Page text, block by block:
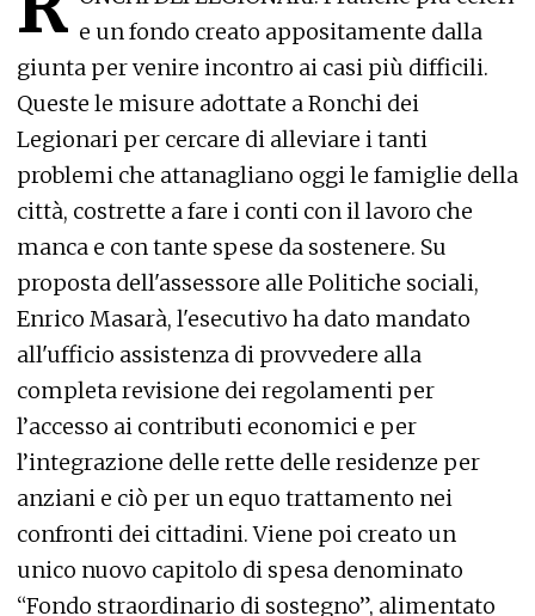
e un fondo creato appositamente dalla
giunta per venire incontro ai casi più difficili.
Queste le misure adottate a Ronchi dei
Legionari per cercare di alleviare i tanti
problemi che attanagliano oggi le famiglie della
città, costrette a fare i conti con il lavoro che
manca e con tante spese da sostenere. Su
proposta dell'assessore alle Politiche sociali,
Enrico Masarà, l'esecutivo ha dato mandato
all'ufficio assistenza di provvedere alla
completa revisione dei regolamenti per
l’accesso ai contributi economici e per
l’integrazione delle rette delle residenze per
anziani e ciò per un equo trattamento nei
confronti dei cittadini. Viene poi creato un
unico nuovo capitolo di spesa denominato
“Fondo straordinario di sostegno”, alimentato